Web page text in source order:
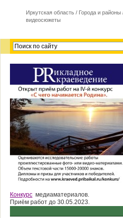
Иркутская область / Города и районы
видеосюжеты
Конкурс медиаматериалов.
Приём работ до 30.05.2023.